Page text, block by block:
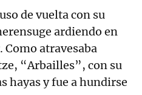
de vuelta con su
ardiendo en
atravesaba
“Arbailles”, con su
hayas y fue a hundirse